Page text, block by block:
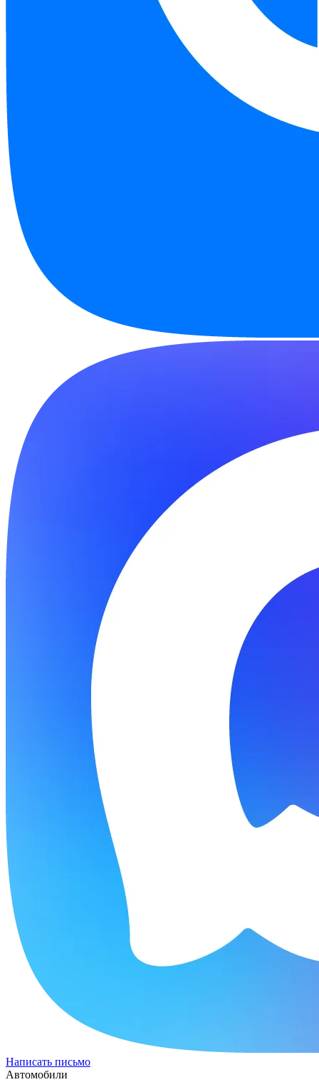
Написать письмо
Автомобили